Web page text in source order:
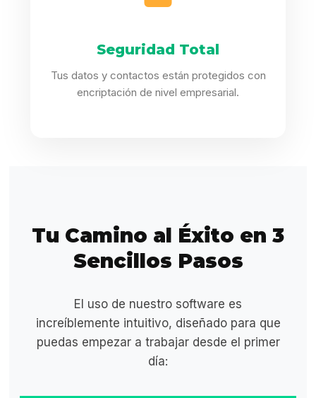
Seguridad Total
Tus datos y contactos están protegidos con
encriptación de nivel empresarial.
Tu Camino al Éxito en 3
Sencillos Pasos
El uso de nuestro software es
increíblemente intuitivo, diseñado para que
puedas empezar a trabajar desde el primer
día: